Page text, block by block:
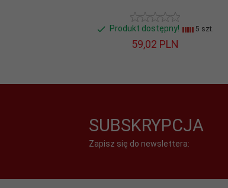
Produkt dostępny! 5 szt.
59,02 PLN
SUBSKRYPCJA
Zapisz się do newslettera: